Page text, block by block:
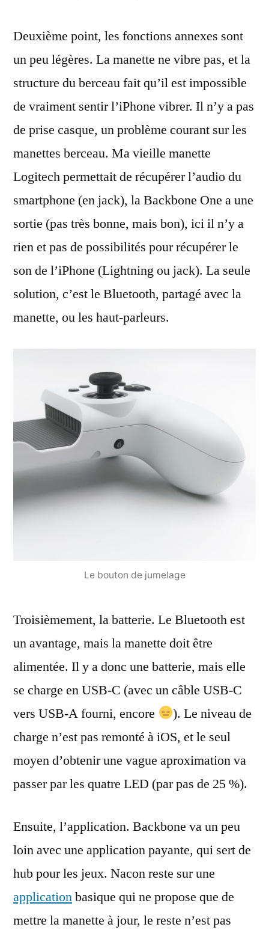
Deuxième point, les fonctions annexes sont
un peu légères. La manette ne vibre pas, et la
structure du berceau fait qu’il est impossible
de vraiment sentir l’iPhone vibrer. Il n’y a pas
de prise casque, un problème courant sur les
manettes berceau. Ma vieille manette
Logitech permettait de récupérer l’audio du
smartphone (en jack), la Backbone One a une
sortie (pas très bonne, mais bon), ici il n’y a
rien et pas de possibilités pour récupérer le
son de l’iPhone (Lightning ou jack). La seule
solution, c’est le Bluetooth, partagé avec la
manette, ou les haut-parleurs.
Le bouton de jumelage
Troisièmement, la batterie. Le Bluetooth est
un avantage, mais la manette doit être
alimentée. Il y a donc une batterie, mais elle
se charge en USB-C (avec un câble USB-C
vers USB-A fourni, encore
). Le niveau de
charge n’est pas remonté à iOS, et le seul
moyen d’obtenir une vague aproximation va
passer par les quatre LED (par pas de 25 %).
Ensuite, l’application. Backbone va un peu
loin avec une application payante, qui sert de
hub pour les jeux. Nacon reste sur une
applicationbasique qui ne propose que de
mettre la manette à jour, le reste n’est pas